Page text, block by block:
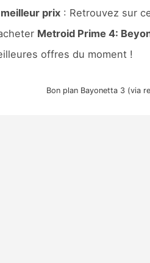
prix: Retrouvez sur
Metroid Prime 4:
offres du moment !
Bon plan Bayonetta 3 (via